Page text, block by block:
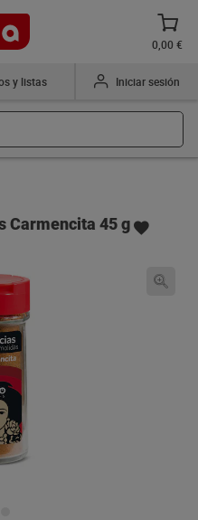
0,00 €
y listas Iniciar sesión
Carmencita 45 g